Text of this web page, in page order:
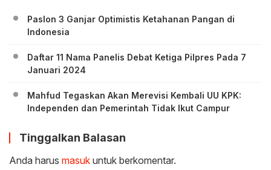
Paslon 3 Ganjar Optimistis Ketahanan Pangan di
Indonesia
Daftar 11 Nama Panelis Debat Ketiga Pilpres Pada 7
Januari 2024
Mahfud Tegaskan Akan Merevisi Kembali UU KPK:
Independen dan Pemerintah Tidak Ikut Campur
Tinggalkan Balasan
Anda harus masuk untuk berkomentar.